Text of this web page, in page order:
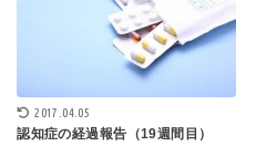
2017.04.05
認知症の経過報告（19週間目）